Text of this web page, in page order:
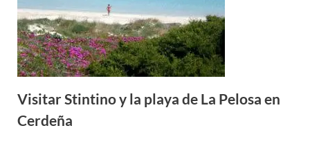
Visitar Stintino y la playa de La Pelosa en
Cerdeña